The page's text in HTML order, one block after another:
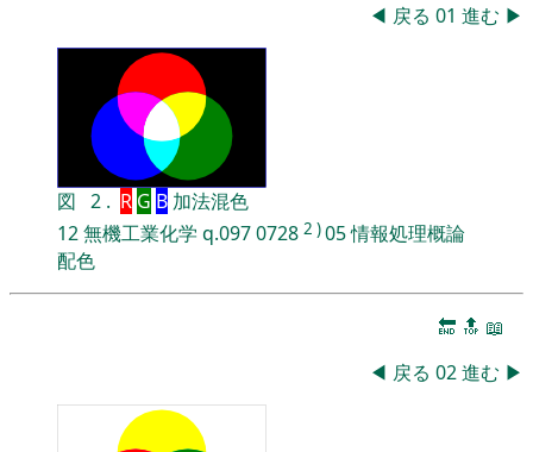
◀ 戻る 01 進む ▶
図 2 . R G B加法混色
12無機工業化学 q.0970728 2 )05情報処理概論
配色
🔚 🔝 📖
◀ 戻る 02進む ▶